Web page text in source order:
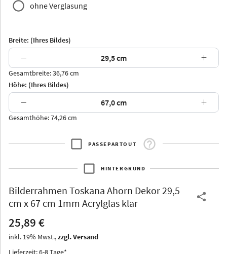
Jersey Dauphine
Arran Luzern
Thurgau
Iowa
ohne Verglasung
Breite: (Ihres Bildes)
− +
Gesamtbreite: 36,76 cm
Höhe: (Ihres Bildes)
− +
Gesamthöhe: 74,26 cm
PASSEPARTOUT
HINTERGRUND
Bilderrahmen Toskana Ahorn Dekor 29,5
cm x 67 cm 1mm Acrylglas klar
25,89 €
inkl. 19% Mwst.,zzgl. Versand
Lieferzeit: 6-8 Tage*